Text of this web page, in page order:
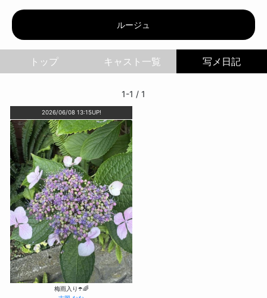
ルージュ | 写メ日記
ルージュ
トップ 写メ日記
1-1 / 1
2026/06/08 13:15UP!
梅雨入り☂️🌈